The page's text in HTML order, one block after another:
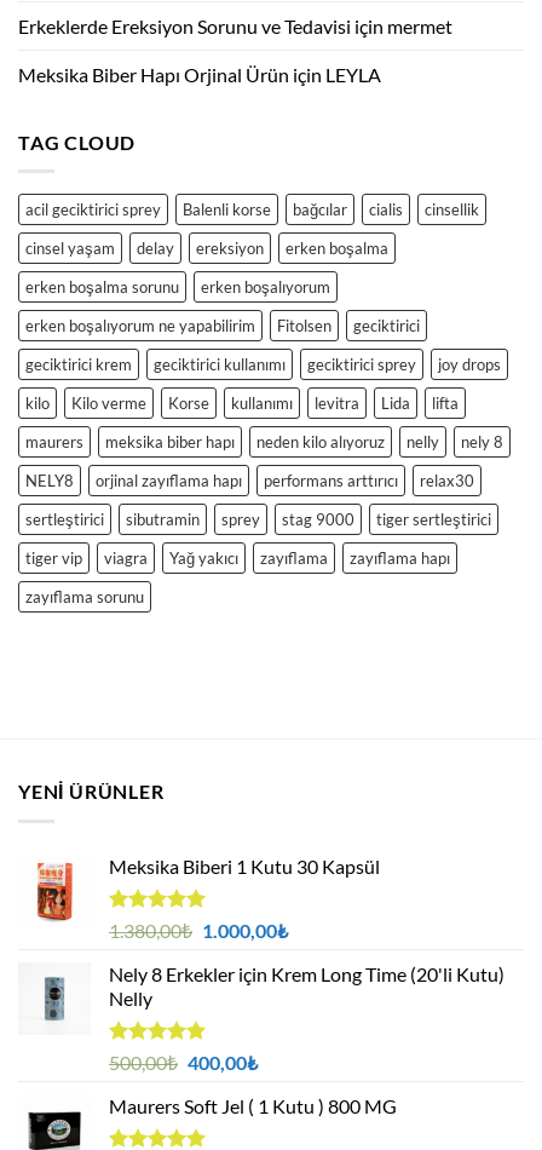
Erkeklerde Ereksiyon Sorunu ve Tedavisi için mermet
Meksika Biber Hapı Orjinal Ürün için LEYLA
TAG CLOUD
acil geciktirici sprey Balenli korse bağcılar cialis
cinsellik
cinsel yaşam
delay ereksiyon
erken boşalma
erken boşalma sorunu
erken boşalıyorum
erken boşalıyorum ne yapabilirim
Fitolsen
geciktirici
geciktirici krem
geciktirici kullanımı geciktirici sprey
joy drops
kilo
Kilo verme Korse kullanımı levitra Lida
lifta
maurers
meksika biber hapı neden kilo alıyoruz nelly
nely 8
NELY8
orjinal zayıflama hapı performans arttırıcı
relax30
sertleştirici
sibutramin sprey stag 9000
tiger sertleştirici
tiger vip
viagra Yağ yakıcı zayıflama
zayıflama hapı
zayıflama sorunu
YENI ÜRÜNLER
Meksika Biberi 1 Kutu 30 Kapsül
5 üzerinden
oy
aldı
1.380,00₺ Orijinal
1.380,00₺.
1.000,00₺Şu
fiyat:
Nely 8 Erkekler için Krem Long Time (20'li Kutu)
Nelly
5 üzerinden
oy
aldı
500,00₺ Orijinal
500,00₺.
400,00₺Şu
fiyat:
Maurers Soft Jel ( 1 Kutu ) 800 MG